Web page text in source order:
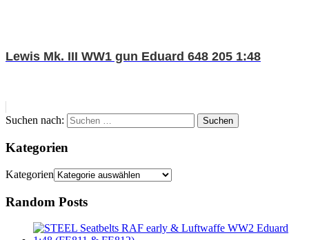
Lewis Mk. III WW1 gun Eduard 648 205 1:48
Suchen nach: Suchen
Kategorien
Kategorien
Random Posts